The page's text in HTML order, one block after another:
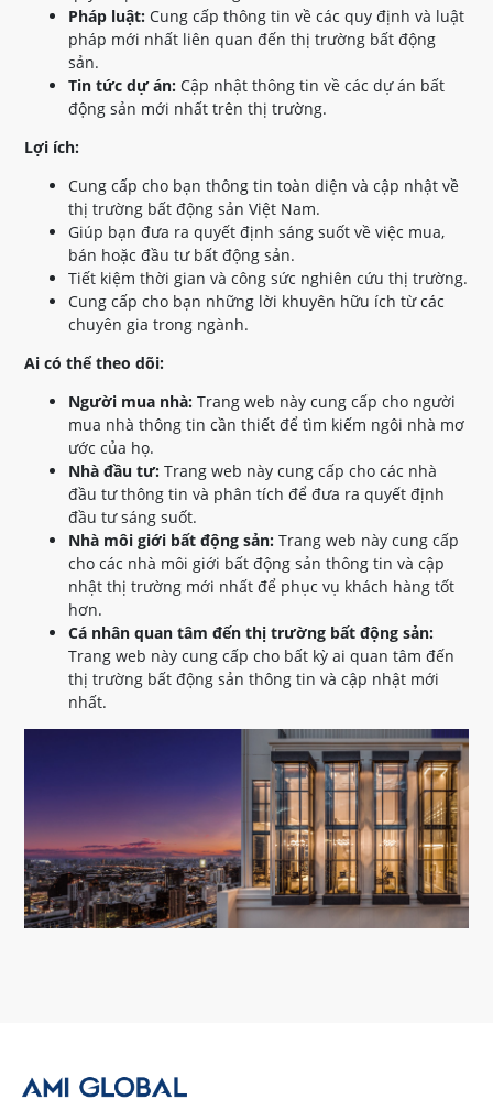
Pháp luật: Cung cấp thông tin về các quy định và luật
pháp mới nhất liên quan đến thị trường bất động
sản.
Tin tức dự án: Cập nhật thông tin về các dự án bất
động sản mới nhất trên thị trường.
Lợi ích:
Cung cấp cho bạn thông tin toàn diện và cập nhật về
thị trường bất động sản Việt Nam.
Giúp bạn đưa ra quyết định sáng suốt về việc mua,
bán hoặc đầu tư bất động sản.
Tiết kiệm thời gian và công sức nghiên cứu thị trường.
Cung cấp cho bạn những lời khuyên hữu ích từ các
chuyên gia trong ngành.
Ai có thể theo dõi:
Người mua nhà: Trang web này cung cấp cho người
mua nhà thông tin cần thiết để tìm kiếm ngôi nhà mơ
ước của họ.
Nhà đầu tư: Trang web này cung cấp cho các nhà
đầu tư thông tin và phân tích để đưa ra quyết định
đầu tư sáng suốt.
Nhà môi giới bất động sản: Trang web này cung cấp
cho các nhà môi giới bất động sản thông tin và cập
nhật thị trường mới nhất để phục vụ khách hàng tốt
hơn.
Cá nhân quan tâm đến thị trường bất động sản:
Trang web này cung cấp cho bất kỳ ai quan tâm đến
thị trường bất động sản thông tin và cập nhật mới
nhất.